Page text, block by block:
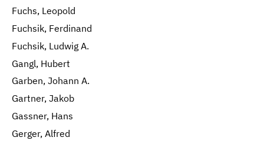
Fuchs, Leopold
Fuchsik, Ferdinand
Fuchsik, Ludwig A.
Gangl, Hubert
Garben, Johann A.
Gartner, Jakob
Gassner, Hans
Gerger, Alfred